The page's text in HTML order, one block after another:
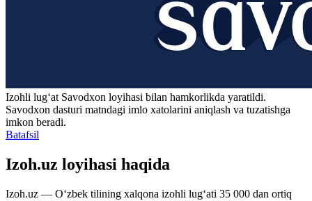
Izohli lugʻat Savodxon loyihasi bilan hamkorlikda yaratildi.
Savodxon dasturi matndagi imlo xatolarini aniqlash va tuzatishga
imkon beradi.
Batafsil
Izoh.uz loyihasi haqida
Izoh.uz — O‘zbek tilining xalqona izohli lug‘ati 35 000 dan ortiq